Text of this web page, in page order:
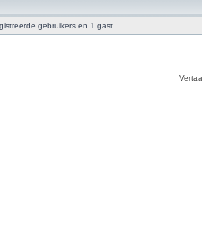
gebruikers en 1 gast